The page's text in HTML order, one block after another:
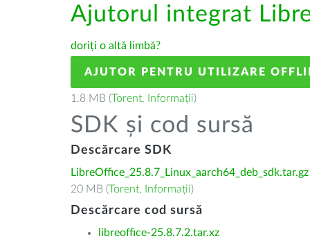
Ajutorul integrat
doriți o altă limbă?
AJUTOR PENTRU UTILIZARE
1.8 MB (Torent, Informații)
SDK și cod sursă
Descărcare SDK
LibreOffice_25.8.7_Linux_aarch64_deb_sdk.tar.gz
20 MB (Torent, Informații)
Descărcare cod sursă
libreoffice-25.8.7.2.tar.xz